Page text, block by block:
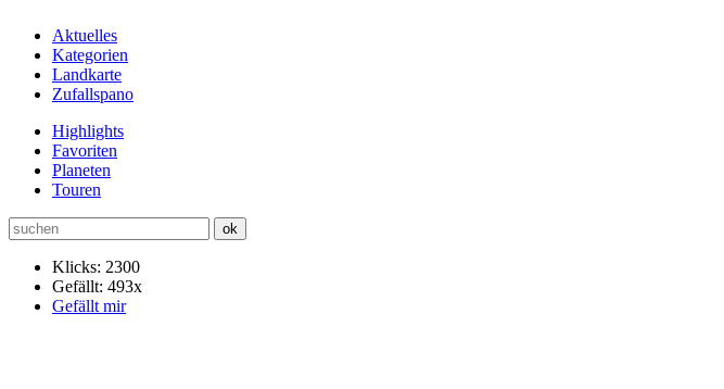
Aktuelles
Kategorien
Landkarte
Zufallspano
Highlights
Favoriten
Planeten
Touren
Klicks: 2300
Gefällt: 493x
Gefällt mir